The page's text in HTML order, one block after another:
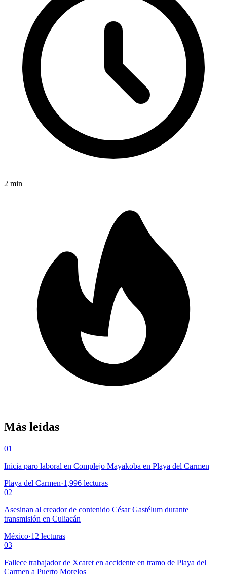
2 min
Más leídas
01
Inicia paro laboral en Complejo Mayakoba en Playa del Carmen
Playa del Carmen·1,996 lecturas
02
Asesinan al creador de contenido César Gastélum durante
transmisión en Culiacán
México·12 lecturas
03
Fallece trabajador de Xcaret en accidente en tramo de Playa del
Carmen a Puerto Morelos